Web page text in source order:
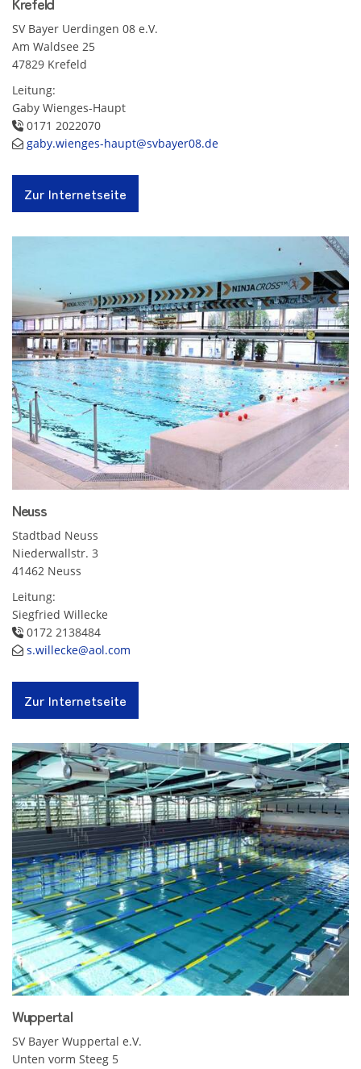
SV Bayer Uerdingen 08 e.V.
Am Waldsee 25
47829 Krefeld
Leitung:
Gaby Wienges-Haupt
0171 2022070
gaby.wienges-haupt@svbayer08.de
Zur Internetseite
Neuss
Stadtbad Neuss
Niederwallstr. 3
41462 Neuss
Leitung:
Siegfried Willecke
0172 2138484
s.willecke@aol.com
Zur Internetseite
Wuppertal
SV Bayer Wuppertal e.V.
Unten vorm Steeg 5